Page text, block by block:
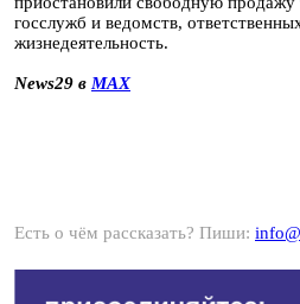
госслужб и ведомств,
жизнедеятельность.
News29 в MAX
Есть о чём рассказать? Пиши: